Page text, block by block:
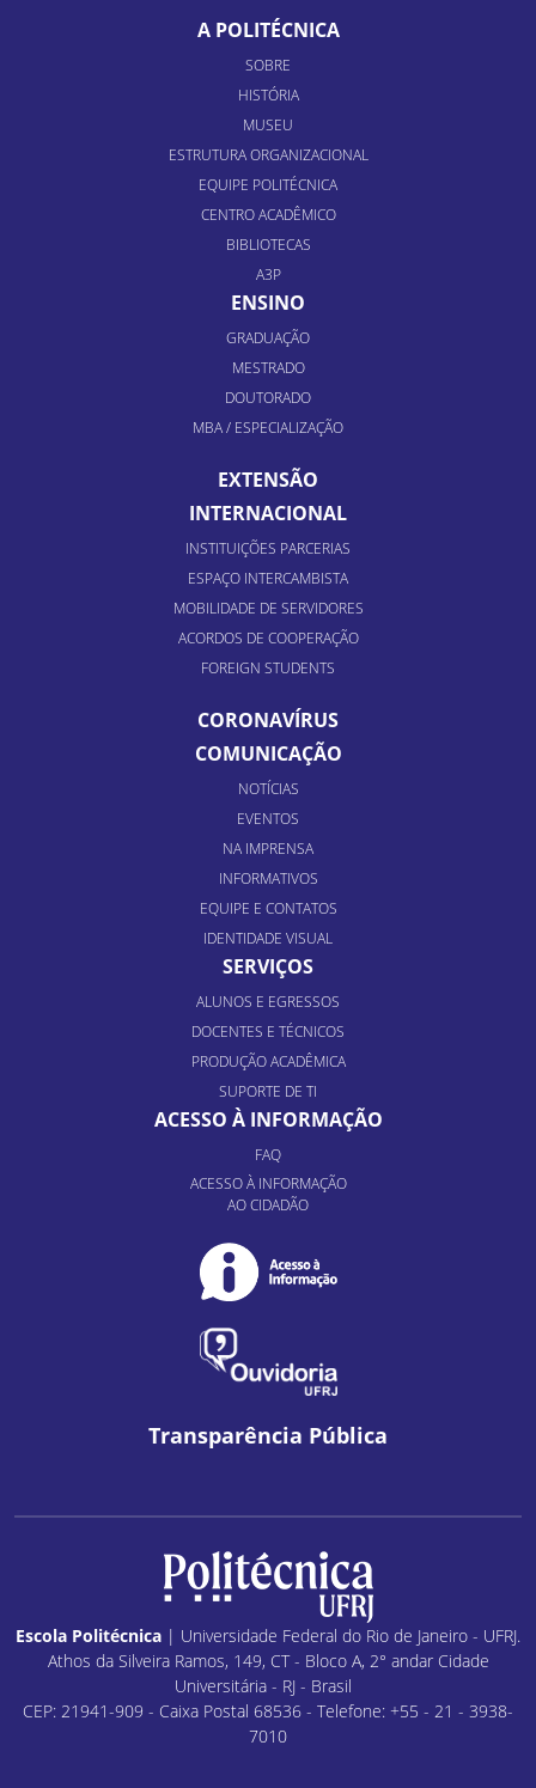
A POLITÉCNICA
SOBRE
HISTÓRIA
MUSEU
ESTRUTURA ORGANIZACIONAL
EQUIPE POLITÉCNICA
CENTRO ACADÊMICO
BIBLIOTECAS
A3P
ENSINO
GRADUAÇÃO
MESTRADO
DOUTORADO
MBA / ESPECIALIZAÇÃO
EXTENSÃO
INTERNACIONAL
INSTITUIÇÕES PARCERIAS
ESPAÇO INTERCAMBISTA
MOBILIDADE DE SERVIDORES
ACORDOS DE COOPERAÇÃO
FOREIGN STUDENTS
CORONAVÍRUS
COMUNICAÇÃO
NOTÍCIAS
EVENTOS
NA IMPRENSA
INFORMATIVOS
EQUIPE E CONTATOS
IDENTIDADE VISUAL
SERVIÇOS
ALUNOS E EGRESSOS
DOCENTES E TÉCNICOS
PRODUÇÃO ACADÊMICA
SUPORTE DE TI
ACESSO À INFORMAÇÃO
FAQ
ACESSO À INFORMAÇÃO
AO CIDADÃO
Transparência Pública
Escola Politécnica | Universidade Federal do Rio de Janeiro - UFRJ.
Athos da Silveira Ramos, 149, CT - Bloco A, 2° andar Cidade
Universitária - RJ - Brasil
CEP: 21941-909 - Caixa Postal 68536 - Telefone: +55 - 21 - 3938-
7010